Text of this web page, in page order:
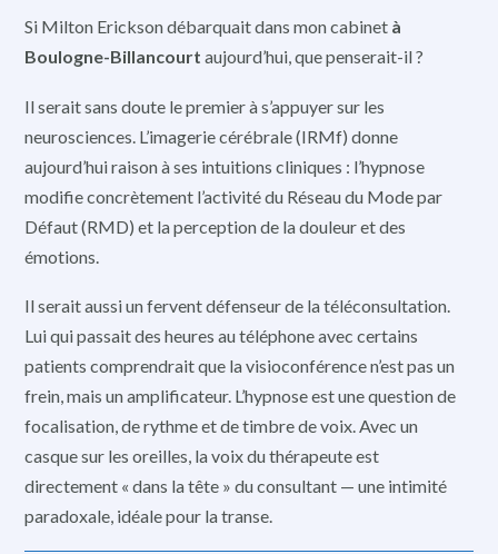
Si Milton Erickson débarquait dans mon cabinet à
Boulogne-Billancourt aujourd’hui, que penserait-il ?
Il serait sans doute le premier à s’appuyer sur les
neurosciences. L’imagerie cérébrale (IRMf) donne
aujourd’hui raison à ses intuitions cliniques : l’hypnose
modifie concrètement l’activité du Réseau du Mode par
Défaut (RMD) et la perception de la douleur et des
émotions.
Il serait aussi un fervent défenseur de la téléconsultation.
Lui qui passait des heures au téléphone avec certains
patients comprendrait que la visioconférence n’est pas un
frein, mais un amplificateur. L’hypnose est une question de
focalisation, de rythme et de timbre de voix. Avec un
casque sur les oreilles, la voix du thérapeute est
directement « dans la tête » du consultant — une intimité
paradoxale, idéale pour la transe.